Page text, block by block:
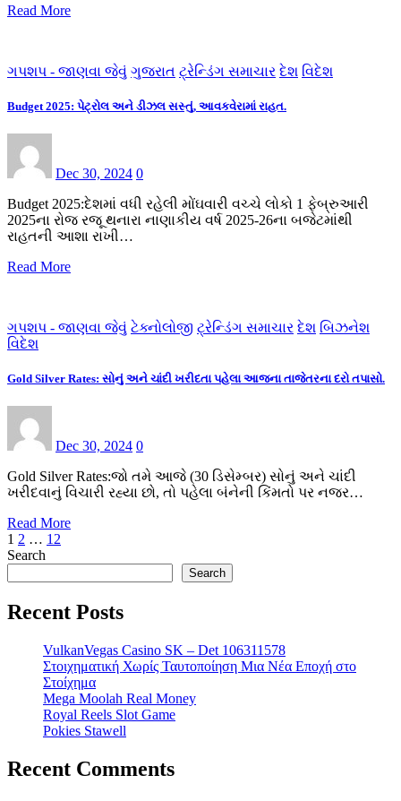
Read More
ગપશપ - જાણવા જેવું ગુજરાત ટ્રેન્ડિંગ સમાચાર દેશ વિદેશ
Budget 2025: પેટ્રોલ અને ડીઝલ સસ્તું, આવકવેરામાં રાહત.
Dec 30, 2024 0
Budget 2025:દેશમાં વધી રહેલી મોંઘવારી વચ્ચે લોકો 1 ફેબ્રુઆરી
2025ના રોજ રજૂ થનારા નાણાકીય વર્ષ 2025-26ના બજેટમાંથી
રાહતની આશા રાખી…
Read More
ગપશપ - જાણવા જેવું ટેક્નોલોજી ટ્રેન્ડિંગ સમાચાર દેશ બિઝનેશ
વિદેશ
Gold Silver Rates: સોનું અને ચાંદી ખરીદતા પહેલા આજના તાજેતરના દરો તપાસો.
Dec 30, 2024 0
Gold Silver Rates:જો તમે આજે (30 ડિસેમ્બર) સોનું અને ચાંદી
ખરીદવાનું વિચારી રહ્યા છો, તો પહેલા બંનેની કિંમતો પર નજર…
Read More
Posts
pagination
1 2 … 12
Search
Search
Recent Posts
VulkanVegas Casino SK – Det 106311578
Στοιχηματική Χωρίς Ταυτοποίηση Μια Νέα Εποχή στο
Στοίχημα
Mega Moolah Real Money
Royal Reels Slot Game
Pokies Stawell
Recent Comments